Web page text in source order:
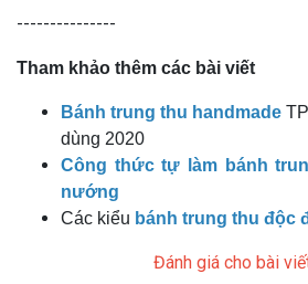
---------------
Tham khảo thêm các bài viết
Bánh trung thu handmade
dùng 2020
Công thức tự làm bánh
nướng
Các kiểu bánh trung thu độc
Đánh giá cho bài